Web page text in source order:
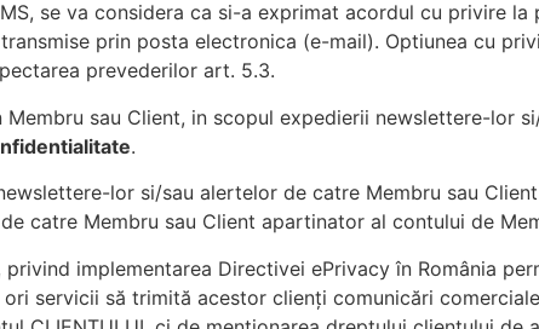
se va considera ca si-a exprimat acordul cu privire
prin posta electronica (e-mail). Optiunea cu
prevederilor art. 5.3.
Membru sau Client, in scopul expedierii newslettere-lor
.
lor si/sau alertelor de catre Membru sau
catre Membru sau Client apartinator al contului de
implementarea Directivei ePrivacy în România
servicii să trimită acestor clienți comunicări